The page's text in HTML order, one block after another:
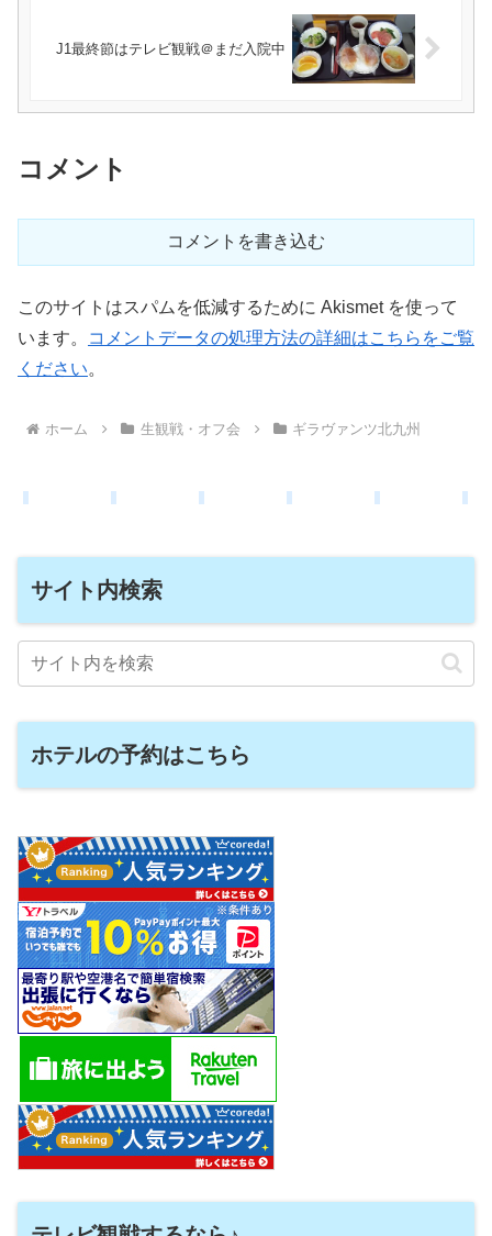
J1最終節はテレビ観戦＠まだ入院中
コメント
コメントを書き込む
このサイトはスパムを低減するために Akismet を使って
います。
コメントデータの処理方法の詳細はこちらをご覧
ください。
ホーム 生観戦・オフ会 ギラヴァンツ北九州
サイト内検索
ホテルの予約はこちら